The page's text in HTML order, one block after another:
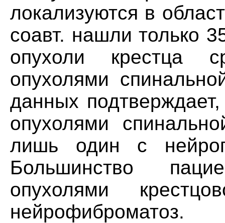
локализуются в
соавт. нашли только
опухоли крестца
опухолями
данных
опухолями
лишь один с
Большинство
опухолями
нейрофиброматоз.